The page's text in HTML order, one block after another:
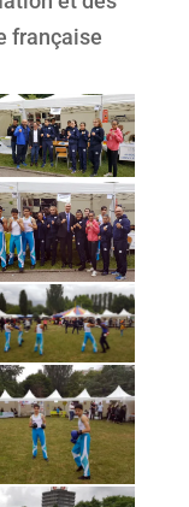
française